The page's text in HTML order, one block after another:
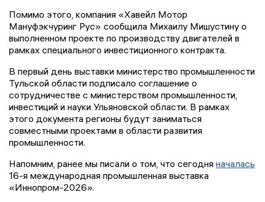
Помимо этого, компания «Хавейл Мотор
Мануфэкчуринг Рус» сообщила Михаилу Мишустину о
выполненном проекте по производству двигателей в
рамках специального инвестиционного контракта.
В первый день выставки министерство промышленности
Тульской области подписало соглашение о
сотрудничестве с министерством промышленности,
инвестиций и науки Ульяновской области. В рамках
этого документа регионы будут заниматься
совместными проектами в области развития
промышленности.
Напомним, ранее мы писали о том, что сегодня началась
16-я международная промышленная выставка
«Иннопром-2026».